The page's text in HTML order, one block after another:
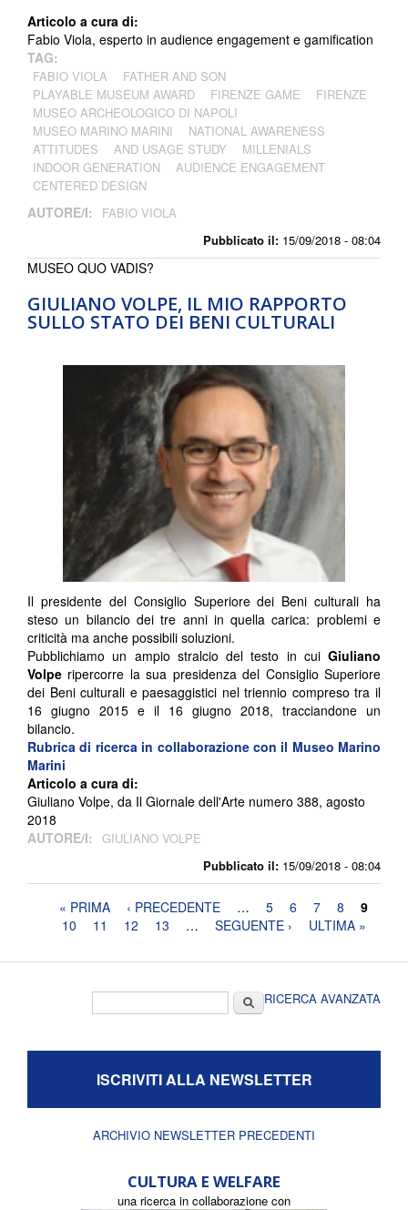
Pubblicato il: 15/09/2018 - 08:04
Articolo a cura di:
Fabio Viola, esperto in audience engagement e gamification
TAG:
FABIO VIOLA
FATHER AND SON
PLAYABLE MUSEUM AWARD
FIRENZE GAME
FIRENZE
MUSEO ARCHEOLOGICO DI NAPOLI
MUSEO MARINO MARINI
NATIONAL AWARENESS
ATTITUDES
AND USAGE STUDY
MILLENIALS
INDOOR GENERATION
AUDIENCE ENGAGEMENT
CENTERED DESIGN
AUTORE/I: FABIO VIOLA
GIULIANO VOLPE, IL MIO RAPPORTO
SULLO STATO DEI BENI CULTURALI
Pubblicato il: 15/09/2018 - 08:04
MUSEO QUO VADIS?
Il presidente del Consiglio Superiore dei Beni culturali ha
steso un bilancio dei tre anni in quella carica: problemi e
criticità ma anche possibili soluzioni.
Pubblichiamo un ampio stralcio del testo in cui Giuliano
Volpe ripercorre la sua presidenza del Consiglio Superiore
dei Beni culturali e paesaggistici nel triennio compreso tra il
16 giugno 2015 e il 16 giugno 2018, tracciandone un
bilancio.
Rubrica di ricerca in collaborazione con il Museo Marino
Marini
Articolo a cura di:
Giuliano Volpe, da Il Giornale dell'Arte numero 388, agosto
2018
AUTORE/I: GIULIANO VOLPE
Pagine« PRIMA ‹ PRECEDENTE … 5 6 7 8
9
10
11 12 13 … SEGUENTE › ULTIMA »
CercaRICERCA AVANZATA
ISCRIVITI ALLA NEWSLETTER
ARCHIVIO NEWSLETTER PRECEDENTI
CULTURA E WELFARE
una ricerca in collaborazione con